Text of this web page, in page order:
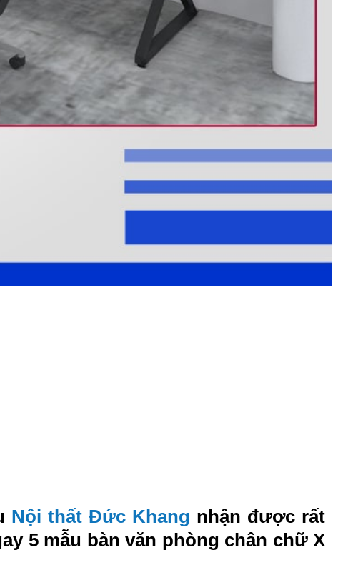
Nội thất Đức Khang nhận được rất
5 mẫu bàn văn phòng chân chữ X